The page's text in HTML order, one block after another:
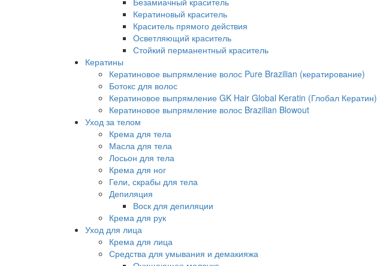
Кератиновый краситель
Краситель прямого действия
Осветляющий краситель
Стойкий перманентный краситель
Кератины
Кератиновое выпрямление волос Pure Brazilian (кератирование)
Ботокс для волос
Кератиновое выпрямление GK Hair Global Keratin (Глобал Кератин)
Кератиновое выпрямление волос Brazilian Blowout
Уход за телом
Крема для тела
Масла для тела
Лосьон для тела
Крема для ног
Гели, скрабы для тела
Депиляция
Воск для депиляции
Крема для рук
Уход для лица
Крема для лица
Средства для умывания и демакияжа